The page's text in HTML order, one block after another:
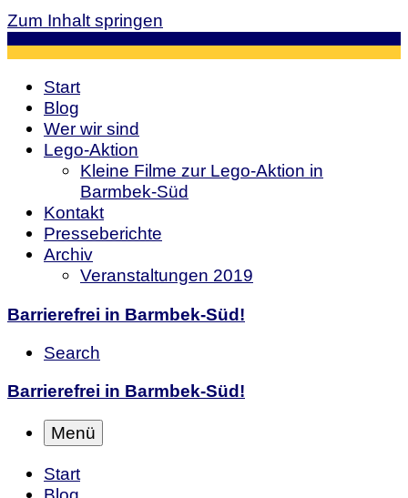
Zum Inhalt springen
Start
Blog
Wer wir sind
Lego-Aktion
Kleine Filme zur Lego-Aktion in
Barmbek-Süd
Kontakt
Presseberichte
Archiv
Veranstaltungen 2019
Barrierefrei in Barmbek-Süd!
Search
Barrierefrei in Barmbek-Süd!
Menü
Start